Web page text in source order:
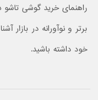
برتر و نوآورانه در بازار
خود داشته باشید.